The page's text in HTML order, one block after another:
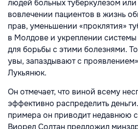
людей больных туберкулезом
вовлечении пациентов в жизнь
прав, уменьшении «проклятия»
в Молдове и укреплении
для борьбы с этими болезнями.
увы, запаздывают с
Лукьянюк.
Он отмечает, что виной всему
эффективно распределить
примера он приводит недавнюю
Виорел Солтан предложил